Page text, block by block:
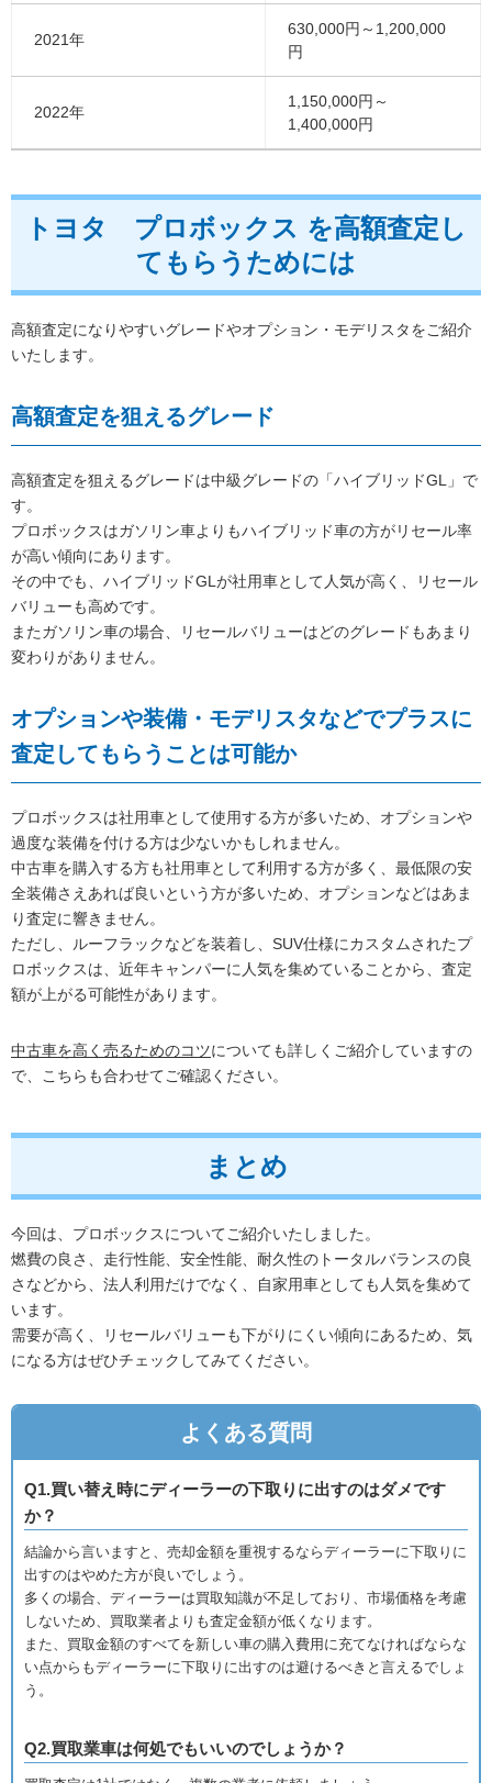
2021年
630,000円～1,200,000
円
2022年
1,150,000円～
1,400,000円
トヨタ プロボックス を高額査定し
てもらうためには
高額査定になりやすいグレードやオプション・モデリスタをご紹介
いたします。
高額査定を狙えるグレード
高額査定を狙えるグレードは中級グレードの「ハイブリッドGL」で
す。
プロボックスはガソリン車よりもハイブリッド車の方がリセール率
が高い傾向にあります。
その中でも、ハイブリッドGLが社用車として人気が高く、リセール
バリューも高めです。
またガソリン車の場合、リセールバリューはどのグレードもあまり
変わりがありません。
オプションや装備・モデリスタなどでプラスに
査定してもらうことは可能か
プロボックスは社用車として使用する方が多いため、オプションや
過度な装備を付ける方は少ないかもしれません。
中古車を購入する方も社用車として利用する方が多く、最低限の安
全装備さえあれば良いという方が多いため、オプションなどはあま
り査定に響きません。
ただし、ルーフラックなどを装着し、SUV仕様にカスタムされたプ
ロボックスは、近年キャンパーに人気を集めていることから、査定
額が上がる可能性があります。
中古車を高く売るためのコツについても詳しくご紹介していますの
で、こちらも合わせてご確認ください。
まとめ
今回は、プロボックスについてご紹介いたしました。
燃費の良さ、走行性能、安全性能、耐久性のトータルバランスの良
さなどから、法人利用だけでなく、自家用車としても人気を集めて
います。
需要が高く、リセールバリューも下がりにくい傾向にあるため、気
になる方はぜひチェックしてみてください。
よくある質問
Q1.買い替え時にディーラーの下取りに出すのはダメです
か？
結論から言いますと、売却金額を重視するならディーラーに下取りに
出すのはやめた方が良いでしょう。
多くの場合、ディーラーは買取知識が不足しており、市場価格を考慮
しないため、買取業者よりも査定金額が低くなります。
また、買取金額のすべてを新しい車の購入費用に充てなければならな
い点からもディーラーに下取りに出すのは避けるべきと言えるでしょ
う。
Q2.買取業車は何処でもいいのでしょうか？